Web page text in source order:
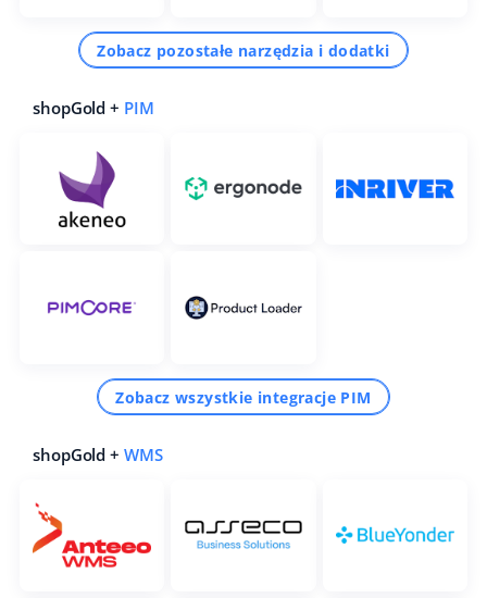
Zobacz pozostałe narzędzia i dodatki
shopGold + PIM
Zobacz wszystkie integracje PIM
shopGold + WMS